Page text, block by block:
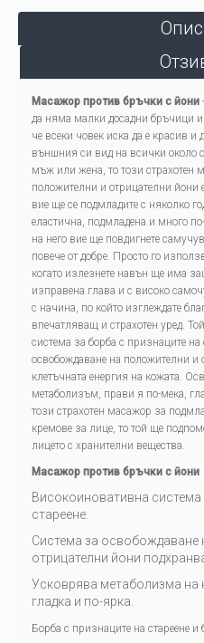
Масажор против бръчки с йони
да няма малки досадни бръчици и
че всеки човек иска да е красив и
външния си вид на всички около
мъж или жена, то този страхотен
положителни и отрицателни йони
вие ще се подмладите с няколко
еластична, подмладена и много
на него вие ще повдигнете
повече от добре. Просто го
когато излезнете навън ще има
изправена глава и с високо
с начина, по който изглеждате
впечатляващ и страхотен уред.
система за борба с признаците на
освобождаване на положителни и
клетъчната енергия на кожата.
метаболизъм, прави я по-мека,
този страхотен масажор за
кремове за лице, то той ще
лицето с хранителни вещества.
Масажор против бръчки с йони
Високоиновативна система
стареене.
Система за освобождаване
отрицателни йони
Усковрява метаболизма на
гладка и по-ярка.
Борба с признаците на стареене